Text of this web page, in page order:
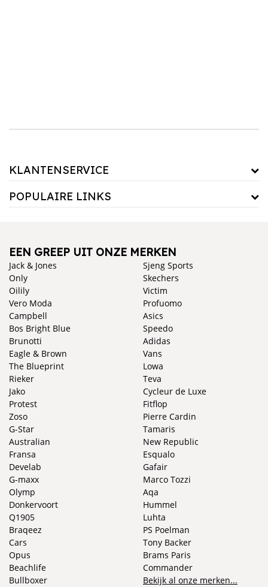
KLANTENSERVICE
POPULAIRE LINKS
EEN GREEP UIT ONZE MERKEN
Jack & Jones
Only
Oilily
Vero Moda
Campbell
Bos Bright Blue
Brunotti
Eagle & Brown
The Blueprint
Rieker
Jako
Protest
Zoso
Sjeng Sports
Skechers
Victim
Profuomo
Asics
Speedo
Adidas
Vans
Lowa
Teva
Cycleur de Luxe
Fitflop
Pierre Cardin
G-Star
Australian
Fransa
Develab
G-maxx
Olymp
Donkervoort
Q1905
Braqeez
Cars
Opus
Beachlife
Bullboxer
Tamaris
New Republic
Esqualo
Gafair
Marco Tozzi
Aqa
Hummel
Luhta
PS Poelman
Tony Backer
Brams Paris
Commander
Bekijk al onze merken...